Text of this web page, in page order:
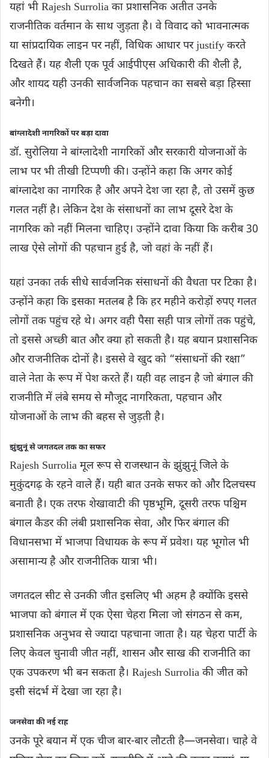
यहां भी Rajesh Surrolia का प्रशासनिक अतीत उनके
राजनीतिक वर्तमान के साथ जुड़ता है। वे विवाद को भावनात्मक
या सांप्रदायिक लाइन पर नहीं, विधिक आधार पर justify करते
दिखते हैं। यह शैली एक पूर्व आईपीएस अधिकारी की शैली है,
और शायद यही उनकी सार्वजनिक पहचान का सबसे बड़ा हिस्सा
बनेगी।
बांग्लादेशी नागरिकों पर बड़ा दावा
डॉ. सुरोलिया ने बांग्लादेशी नागरिकों और सरकारी योजनाओं के
लाभ पर भी तीखी टिप्पणी की। उन्होंने कहा कि अगर कोई
बांग्लादेश का नागरिक है और अपने देश जा रहा है, तो उसमें कुछ
गलत नहीं है। लेकिन देश के संसाधनों का लाभ दूसरे देश के
नागरिक को नहीं मिलना चाहिए। उन्होंने दावा किया कि करीब 30
लाख ऐसे लोगों की पहचान हुई है, जो वहां के नहीं हैं।
यहां उनका तर्क सीधे सार्वजनिक संसाधनों की वैधता पर टिका है।
उन्होंने कहा कि इसका मतलब है कि हर महीने करोड़ों रुपए गलत
लोगों तक पहुंच रहे थे। अगर वही पैसा सही पात्र लोगों तक पहुंचे,
तो इससे अच्छी बात और क्या हो सकती है। यह बयान प्रशासनिक
और राजनीतिक दोनों है। इससे वे खुद को “संसाधनों की रक्षा”
वाले नेता के रूप में पेश करते हैं। यही वह लाइन है जो बंगाल की
राजनीति में लंबे समय से मौजूद नागरिकता, पहचान और
योजनाओं के लाभ की बहस से जुड़ती है।
झुंझुनूं से जगतदल तक का सफर
Rajesh Surrolia मूल रूप से राजस्थान के झुंझुनूं जिले के
मुकुंदगढ़ के रहने वाले हैं। यही बात उनके सफर को और दिलचस्प
बनाती है। एक तरफ शेखावाटी की पृष्ठभूमि, दूसरी तरफ पश्चिम
बंगाल कैडर की लंबी प्रशासनिक सेवा, और फिर बंगाल की
विधानसभा में भाजपा विधायक के रूप में प्रवेश। यह भूगोल भी
असामान्य है और राजनीतिक यात्रा भी।
जगतदल सीट से उनकी जीत इसलिए भी अहम है क्योंकि इससे
भाजपा को बंगाल में एक ऐसा चेहरा मिला जो संगठन से कम,
प्रशासनिक अनुभव से ज्यादा पहचाना जाता है। यह चेहरा पार्टी के
लिए केवल चुनावी जीत नहीं, शासन और साख की राजनीति का
एक उपकरण भी बन सकता है। Rajesh Surrolia की जीत को
इसी संदर्भ में देखा जा रहा है।
जनसेवा की नई राह
उनके पूरे बयान में एक चीज बार-बार लौटती है—जनसेवा। चाहे वे